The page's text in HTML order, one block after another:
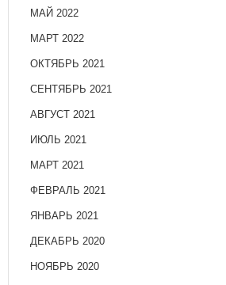
МАЙ 2022
МАРТ 2022
ОКТЯБРЬ 2021
СЕНТЯБРЬ 2021
АВГУСТ 2021
ИЮЛЬ 2021
МАРТ 2021
ФЕВРАЛЬ 2021
ЯНВАРЬ 2021
ДЕКАБРЬ 2020
НОЯБРЬ 2020